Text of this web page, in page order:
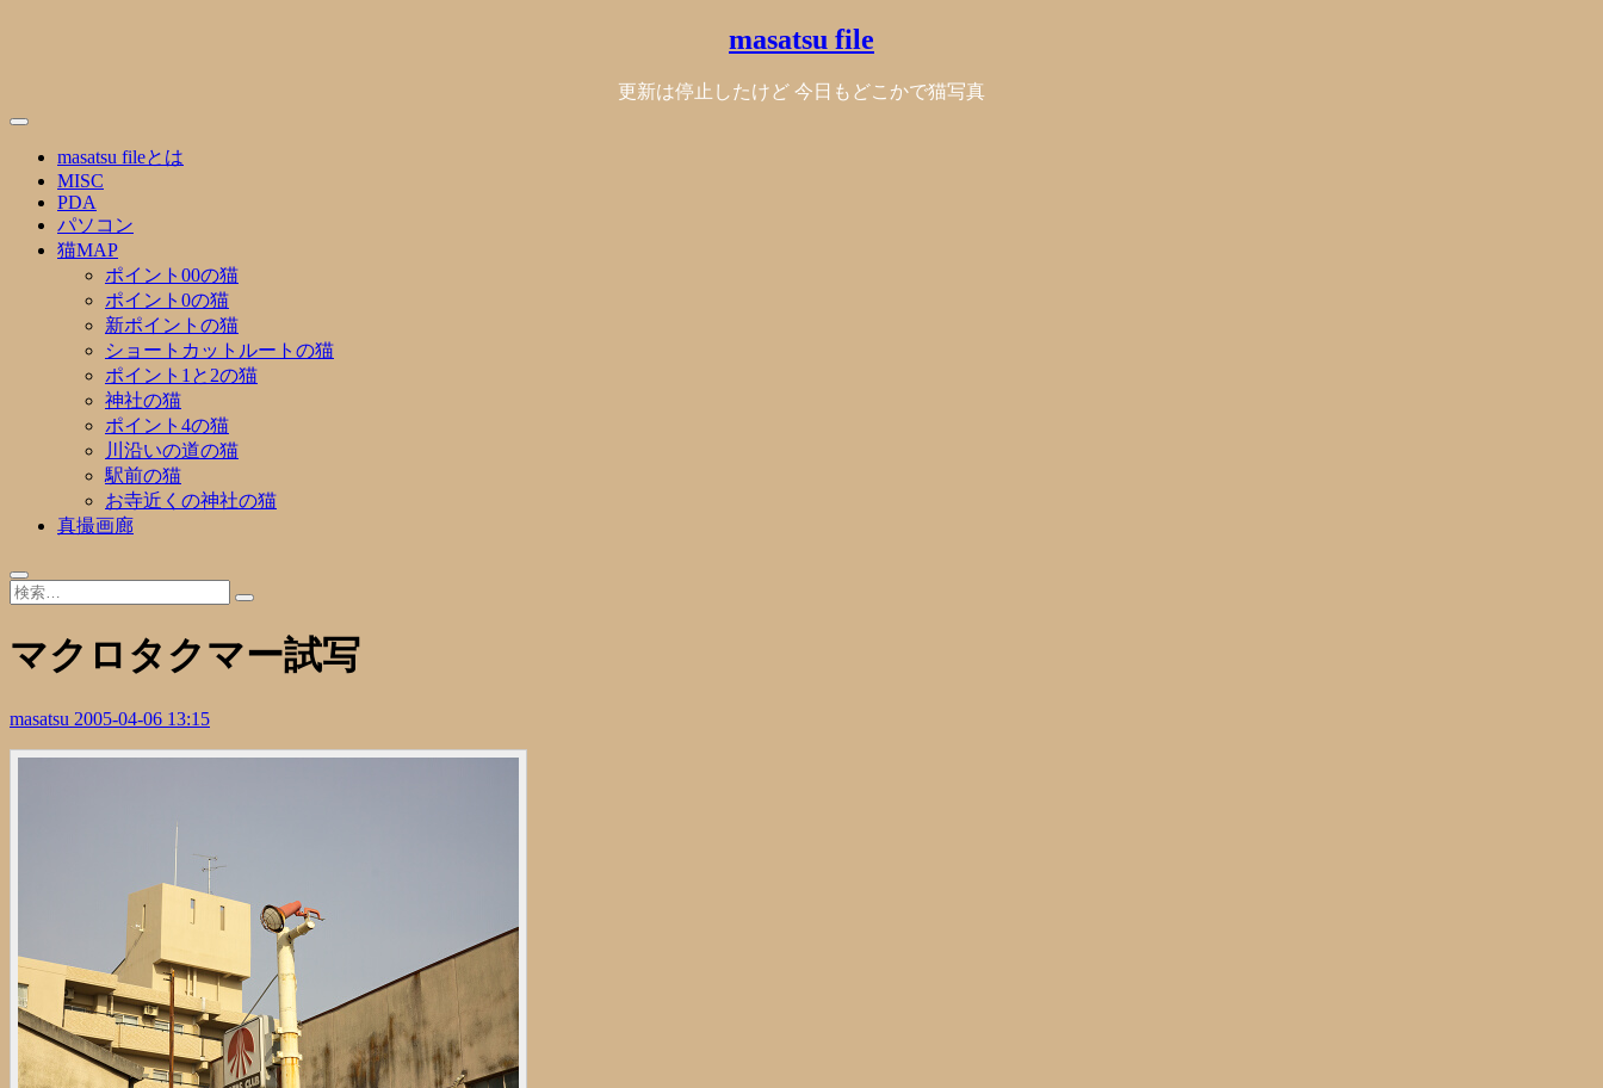
masatsu file
更新は停止したけど 今日もどこかで猫写真
masatsu fileとは
MISC
PDA
パソコン
猫MAP
ポイント00の猫
ポイント0の猫
新ポイントの猫
ショートカットルートの猫
ポイント1と2の猫
神社の猫
ポイント4の猫
川沿いの道の猫
駅前の猫
お寺近くの神社の猫
真撮画廊
マクロタクマー試写
masatsu 2005-04-06 13:15